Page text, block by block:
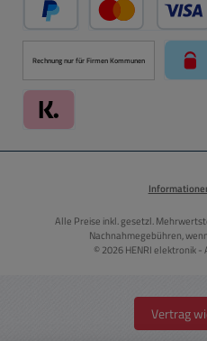
PayPal Kredit-
Rechnung nur für Firmen Kommunen
Alle Preise inkl. gesetzl.
Nachnahmegebühren,
© 2026 HENRI elektronik
Vertrag